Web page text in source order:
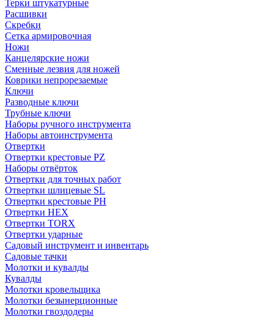
Терки штукатурные
Расшивки
Скребки
Сетка армировочная
Ножи
Канцелярские ножи
Сменные лезвия для ножей
Коврики непрорезаемые
Ключи
Разводные ключи
Трубные ключи
Наборы ручного инструмента
Наборы автоинструмента
Отвертки
Отвертки крестовые PZ
Наборы отвёрток
Отвертки для точных работ
Отвертки шлицевые SL
Отвертки крестовые PH
Отвертки HEX
Отвертки TORX
Отвертки ударные
Садовый инструмент и инвентарь
Садовые тачки
Молотки и кувалды
Кувалды
Молотки кровельщика
Молотки безынерционные
Молотки гвоздодеры